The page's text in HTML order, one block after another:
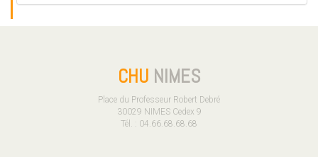
CHU NIMES
Place du Professeur Robert Debré
30029 NIMES Cedex 9
Tél. : 04.66.68.68.68